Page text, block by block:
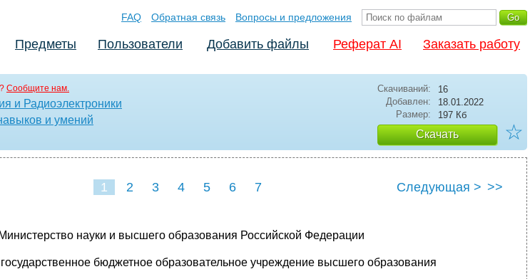
FAQ Обратная связь Вопросы и предложения
Предметы Пользователи Добавить файлы Реферат AI Заказать работу
Сообщите нам.
и Радиоэлектроники
и умений
Скачиваний:
16
Добавлен:
18.01.2022
Размер:
197 Кб
Скачать ☆
1 2 3 4 5 6 7 Следующая > >>
Министерство науки и высшего образования Российской Федерации
бюджетное образовательное учреждение высшего образования